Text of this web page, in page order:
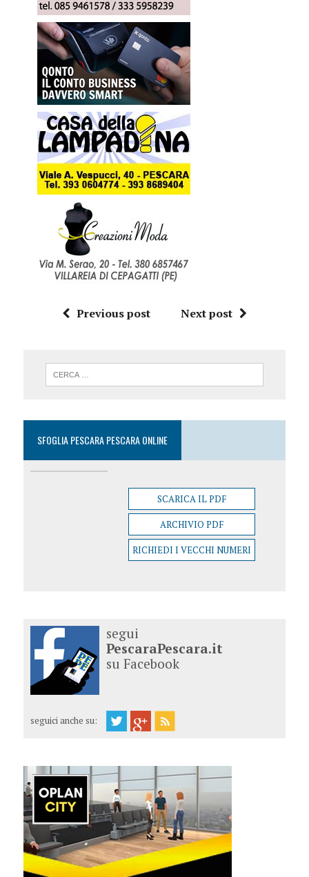
Previous post Next post
SFOGLIA PESCARA PESCARA ONLINE
SCARICA IL PDF
ARCHIVIO PDF
RICHIEDI I VECCHI NUMERI
segui
PescaraPescara.it
su Facebook
seguici anche su: